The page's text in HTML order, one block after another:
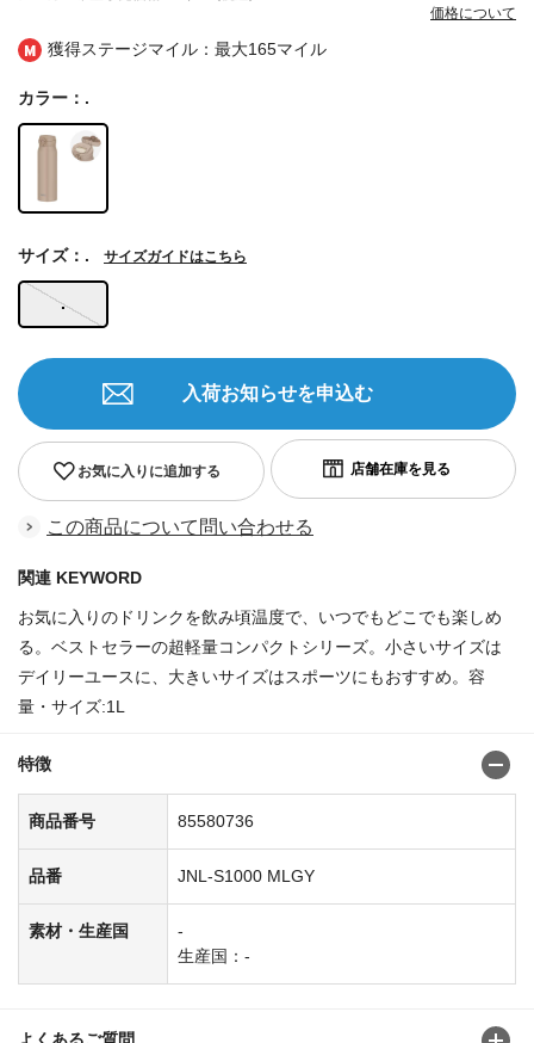
獲得ステージマイル：最大165マイル
価格について
カラー：.
.
サイズ：. サイズガイドはこちら
お気に入りに追加する
入荷お知らせを申込む
この商品について問い合わせる
関連 KEYWORD
お気に入りのドリンクを飲み頃温度で、いつでもどこでも楽しめ
る。ベストセラーの超軽量コンパクトシリーズ。小さいサイズは
デイリーユースに、大きいサイズはスポーツにもおすすめ。容
量・サイズ:1L
特徴
商品番号 85580736
品番 JNL-S1000 MLGY
素材・生産国
-
生産国：-
よくあるご質問